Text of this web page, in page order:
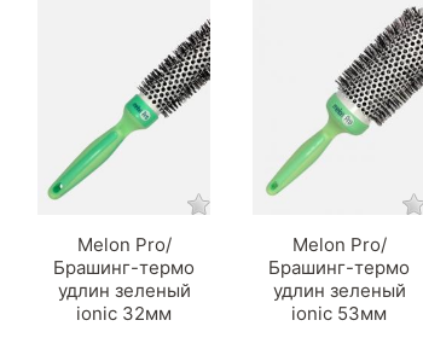
Melon Pro/
Брашинг-термо
удлин зеленый
ionic 32мм
Melon Pro/
Брашинг-термо
удлин зеленый
ionic 53мм